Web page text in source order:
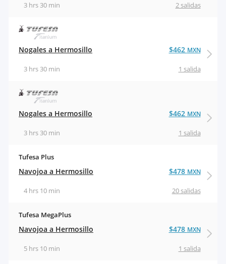
2 salidas
3 hrs 30 min
Nogales a Hermosillo
1 salida
3 hrs 30 min
$462 MXN
Nogales a Hermosillo
1 salida
3 hrs 30 min
$462 MXN
Tufesa Plus
Navojoa a Hermosillo
20 salidas
4 hrs 10 min
$478 MXN
Tufesa MegaPlus
Navojoa a Hermosillo
1 salida
5 hrs 10 min
$478 MXN